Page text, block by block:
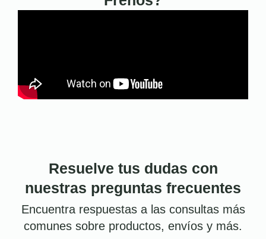
Resuelve tus dudas con
nuestras preguntas frecuentes
Encuentra respuestas a las consultas más
comunes sobre productos, envíos y más.